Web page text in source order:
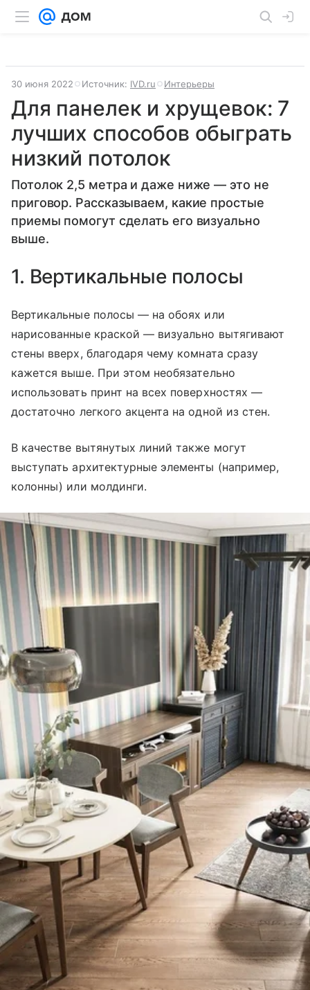
30 июня 2022 Источник: IVD.ru Интерьеры
Для панелек и хрущевок: 7
лучших способов обыграть
низкий потолок
Потолок 2,5 метра и даже ниже — это не
приговор. Рассказываем, какие простые
приемы помогут сделать его визуально
выше.
1. Вертикальные полосы
Вертикальные полосы — на обоях или
нарисованные краской — визуально вытягивают
стены вверх, благодаря чему комната сразу
кажется выше. При этом необязательно
использовать принт на всех поверхностях —
достаточно легкого акцента на одной из стен.
В качестве вытянутых линий также могут
выступать архитектурные элементы (например,
колонны) или молдинги.